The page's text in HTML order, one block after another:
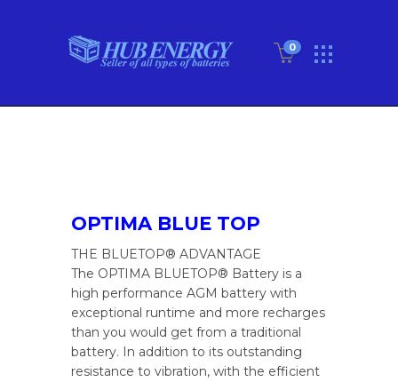
0
OPTIMA BLUE TOP
THE BLUETOP® ADVANTAGE
The OPTIMA BLUETOP® Battery is a
high performance AGM battery with
exceptional runtime and more recharges
than you would get from a traditional
battery. In addition to its outstanding
resistance to vibration, with the efficient